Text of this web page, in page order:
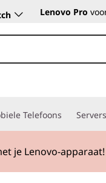
Lenovo Pro
Telefoons
je Lenovo-apparaat!